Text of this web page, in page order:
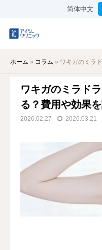
简体中文
ホーム » コラム » ワキガのミラドラ
ワキガのミラド
る？費用や効果
2026.02.27 2026.03.21
料金表
オンライン診療
アクセス
WEB予約